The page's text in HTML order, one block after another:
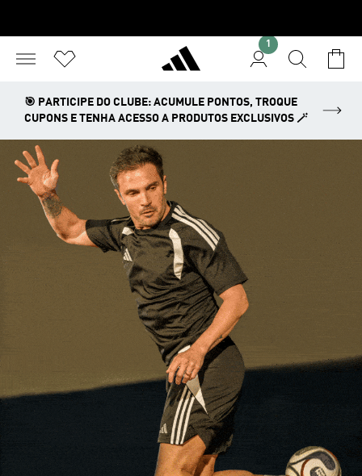
1
🎯 PARTICIPE DO CLUBE: ACUMULE PONTOS, TROQUE
CUPONS E TENHA ACESSO A PRODUTOS EXCLUSIVOS 🪄